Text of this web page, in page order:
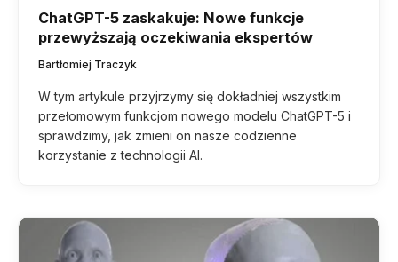
ChatGPT-5 zaskakuje: Nowe funkcje
przewyższają oczekiwania ekspertów
Bartłomiej Traczyk
W tym artykule przyjrzymy się dokładniej wszystkim
przełomowym funkcjom nowego modelu ChatGPT-5 i
sprawdzimy, jak zmieni on nasze codzienne
korzystanie z technologii AI.